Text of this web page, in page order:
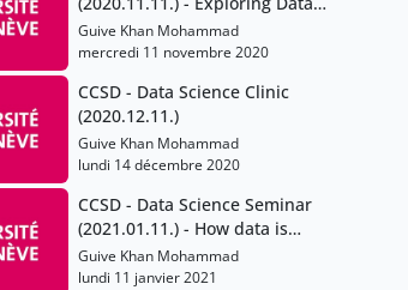
Quality
Guive Khan Mohammad
mercredi 11 novembre 2020
CCSD - Data Science Clinic
(2020.12.11.)
Guive Khan Mohammad
lundi 14 décembre 2020
CCSD - Data Science Seminar
(2021.01.11.) - How data is
powering more open and
collaborative forms of science
Guive Khan Mohammad
lundi 11 janvier 2021